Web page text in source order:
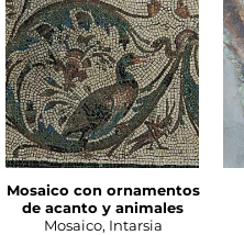
Mosaico con ornamentos
de acanto y animales
Mosaico, Intarsia